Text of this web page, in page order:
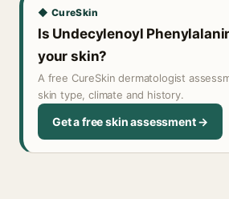
◆ CureSkin
Is Undecylenoyl
your skin?
A free CureSkin dermatologist
skin type, climate and history.
Get a free skin assessment →